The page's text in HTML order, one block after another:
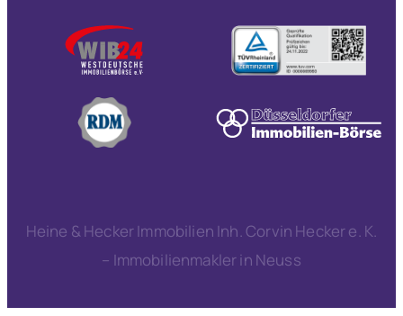
Heine & Hecker Immobilien Inh. Corvin Hecker e. K.
– Immobilienmakler in Neuss